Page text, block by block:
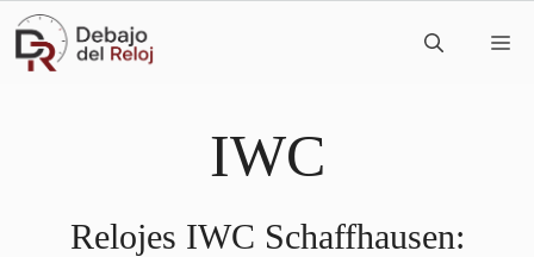
Saltar
contenido
IWC
Relojes IWC Schaffhausen: